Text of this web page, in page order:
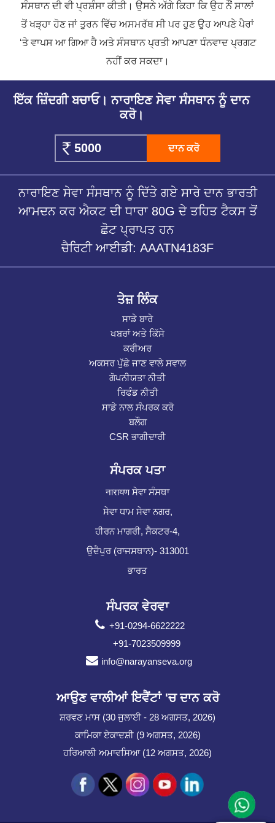
ਸੰਸਥਾਨ ਦੀ ਵੀ ਪ੍ਰਸ਼ੰਸਾ ਕੀਤੀ। ਉਸਨੇ ਅੱਗੇ ਕਿਹਾ ਕਿ ਉਹ ਨੌਂ ਸਾਲਾਂ
ਤੋਂ ਖੜ੍ਹਾ ਹੋਣ ਜਾਂ ਤੁਰਨ ਵਿੱਚ ਅਸਮਰੱਥ ਸੀ ਪਰ ਹੁਣ ਉਹ ਆਪਣੇ ਪੈਰਾਂ
‘ਤੇ ਵਾਪਸ ਆ ਗਿਆ ਹੈ ਅਤੇ ਸੰਸਥਾਨ ਪ੍ਰਤੀ ਆਪਣਾ ਧੰਨਵਾਦ ਪ੍ਰਗਟ
ਨਹੀਂ ਕਰ ਸਕਦਾ।
ਇੱਕ ਜ਼ਿੰਦਗੀ ਬਚਾਓ। ਨਾਰਾਇਣ ਸੇਵਾ ਸੰਸਥਾਨ ਨੂੰ ਦਾਨ
ਕਰੋ।
ਦਾਨ ਕਰੋ
ਨਾਰਾਇਣ ਸੇਵਾ ਸੰਸਥਾਨ ਨੂੰ ਦਿੱਤੇ ਗਏ ਸਾਰੇ ਦਾਨ ਭਾਰਤੀ
ਆਮਦਨ ਕਰ ਐਕਟ ਦੀ ਧਾਰਾ 80G ਦੇ ਤਹਿਤ ਟੈਕਸ ਤੋਂ
ਛੋਟ ਪ੍ਰਾਪਤ ਹਨ
ਚੈਰਿਟੀ ਆਈਡੀ: AAATN4183F
ਤੇਜ਼ ਲਿੰਕ
ਸਾਡੇ ਬਾਰੇ
ਖਬਰਾਂ ਅਤੇ ਕਿੱਸੇ
ਕਰੀਅਰ
ਅਕਸਰ ਪੁੱਛੇ ਜਾਣ ਵਾਲੇ ਸਵਾਲ
ਗੋਪਨੀਯਤਾ ਨੀਤੀ
ਰਿਫੰਡ ਨੀਤੀ
ਸਾਡੇ ਨਾਲ ਸੰਪਰਕ ਕਰੋ
ਬਲੌਗ
CSR ਭਾਗੀਦਾਰੀ
ਸੰਪਰਕ ਪਤਾ
नारायण ਸੇਵਾ ਸੰਸਥਾ
ਸੇਵਾ ਧਾਮ ਸੇਵਾ ਨਗਰ,
ਹੀਰਨ ਮਾਗਰੀ, ਸੈਕਟਰ-4,
ਉਦੈਪੁਰ (ਰਾਜਸਥਾਨ)- 313001
ਭਾਰਤ
ਸੰਪਰਕ ਵੇਰਵਾ
+91-0294-6622222
+91-7023509999
info@narayanseva.org
ਆਉਣ ਵਾਲੀਆਂ ਇਵੈਂਟਾਂ 'ਚ ਦਾਨ ਕਰੋ
ਸ਼ਰਵਣ ਮਾਸ (30 ਜੁਲਾਈ - 28 ਅਗਸਤ, 2026)
ਕਾਮਿਕਾ ਏਕਾਦਸ਼ੀ (9 ਅਗਸਤ, 2026)
ਹਰਿਆਲੀ ਅਮਾਵਸਿਆ (12 ਅਗਸਤ, 2026)